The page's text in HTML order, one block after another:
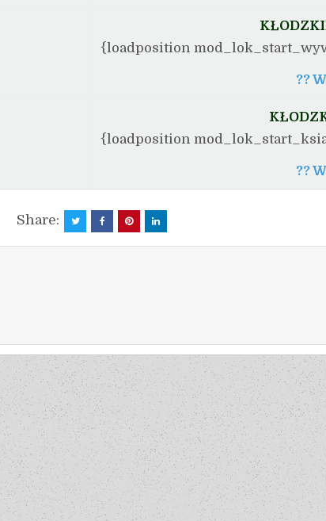
{loadposition
??
{loadposition
??
Share: